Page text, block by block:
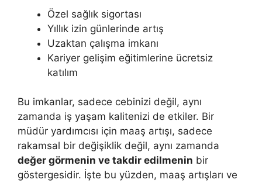
Özel sağlık sigortası
Yıllık izin günlerinde artış
Uzaktan çalışma imkanı
Kariyer gelişim eğitimlerine ücretsiz
katılım
Bu imkanlar, sadece cebinizi değil, aynı
zamanda iş yaşam kalitenizi de etkiler. Bir
müdür yardımcısı için maaş artışı, sadece
rakamsal bir değişiklik değil, aynı zamanda
değer görmenin ve takdir edilmenin bir
göstergesidir. İşte bu yüzden, maaş artışları ve